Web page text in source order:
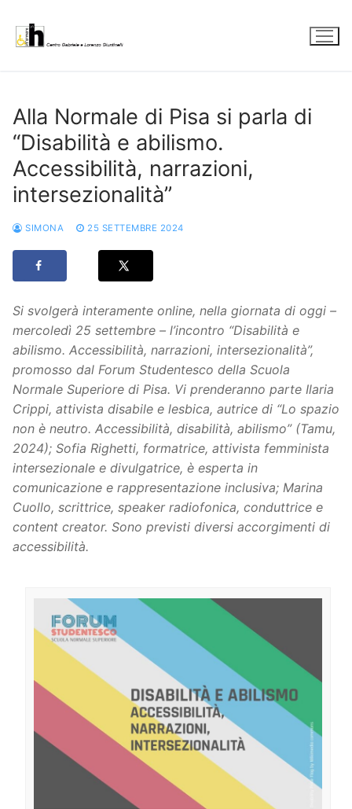
contenuto
Alla Normale di Pisa si parla di
“Disabilità e abilismo.
Accessibilità, narrazioni,
intersezionalità”
SIMONA 25 SETTEMBRE 2024
Si svolgerà interamente online, nella giornata di oggi –
mercoledì 25 settembre – l’incontro “Disabilità e
abilismo. Accessibilità, narrazioni, intersezionalità”,
promosso dal Forum Studentesco della Scuola
Normale Superiore di Pisa. Vi prenderanno parte Ilaria
Crippi, attivista disabile e lesbica, autrice di “Lo spazio
non è neutro. Accessibilità, disabilità, abilismo” (Tamu,
2024); Sofia Righetti, formatrice, attivista femminista
intersezionale e divulgatrice, è esperta in
comunicazione e rappresentazione inclusiva; Marina
Cuollo, scrittrice, speaker radiofonica, conduttrice e
content creator. Sono previsti diversi accorgimenti di
accessibilità.